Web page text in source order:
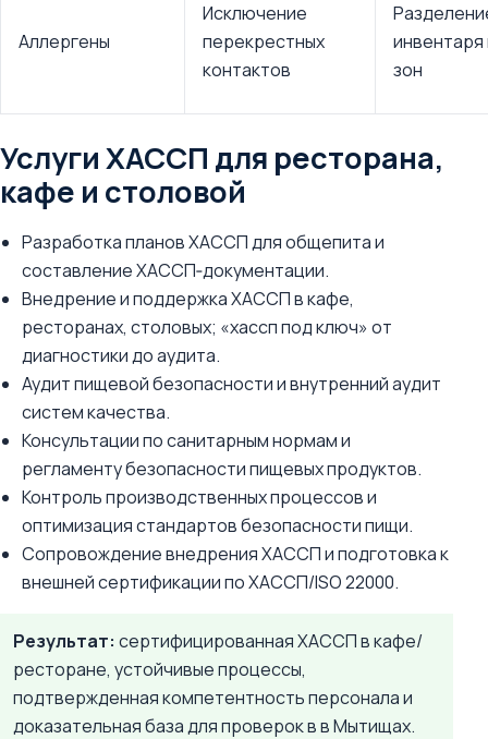
Аллергены
Исключение
перекрестных
контактов
инвентаря
зон
Услуги ХАССП для ресторана,
кафе и столовой
Разработка планов ХАССП для общепита и
составление ХАССП‑документации.
Внедрение и поддержка ХАССП в кафе,
ресторанах, столовых; «хассп под ключ» от
диагностики до аудита.
Аудит пищевой безопасности и внутренний аудит
систем качества.
Консультации по санитарным нормам и
регламенту безопасности пищевых продуктов.
Контроль производственных процессов и
оптимизация стандартов безопасности пищи.
Сопровождение внедрения ХАССП и подготовка к
внешней сертификации по ХАССП/ISO 22000.
Результат: сертифицированная ХАССП в кафе/
ресторане, устойчивые процессы,
подтвержденная компетентность персонала и
доказательная база для проверок в в Мытищах.